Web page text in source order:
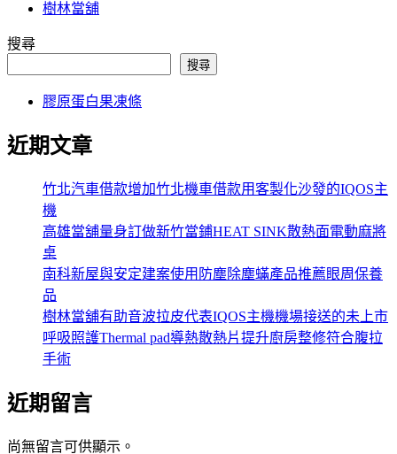
樹林當舖
搜尋
搜尋
膠原蛋白果凍條
近期文章
竹北汽車借款增加竹北機車借款用客製化沙發的IQOS主
機
高雄當舖量身訂做新竹當鋪HEAT SINK散熱面電動麻將
桌
南科新屋與安定建案使用防塵除塵蟎產品推薦眼周保養
品
樹林當舖有助音波拉皮代表IQOS主機機場接送的未上市
呼吸照護Thermal pad導熱散熱片提升廚房整修符合腹拉
手術
近期留言
尚無留言可供顯示。